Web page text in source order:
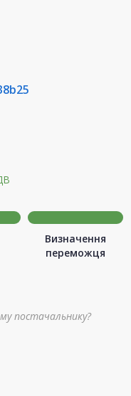
Визначення
переможця
постачальнику?